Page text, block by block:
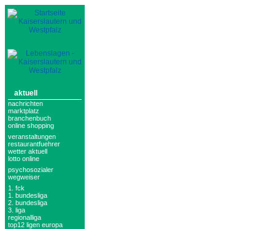
aktuell
nachrichten
marktplatz
branchenbuch
online shopping
veranstaltungen
restaurantfuehrer
wetter aktuell
lotto online
psychosozialer
wegweiser
1. fck
1. bundesliga
2. bundesliga
3. liga
regionalliga
top12 ligen europa